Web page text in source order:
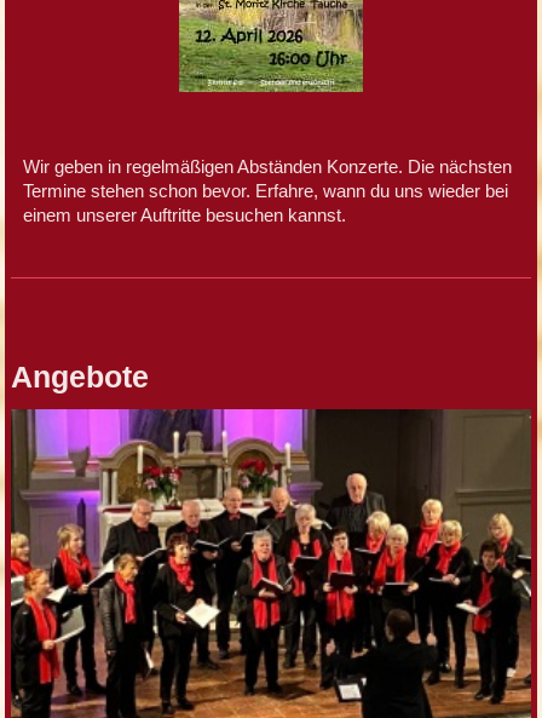
Wir geben in regelmäßigen Abständen Konzerte. Die nächsten
Termine stehen schon bevor. Erfahre, wann du uns wieder bei
einem unserer Auftritte besuchen kannst.
Angebote